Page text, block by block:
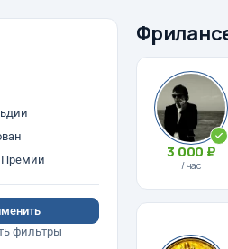
Премии
фильтры
3 000 ₽
/ час